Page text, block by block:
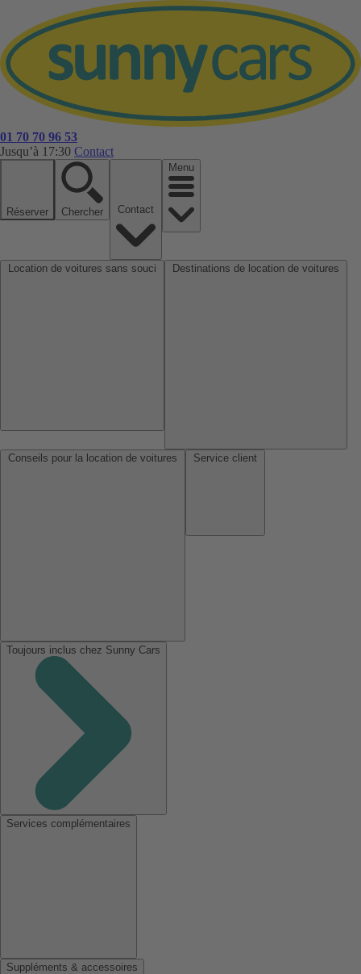
01 70 70 96 53
Jusqu’à 17:30 Contact
Réserver Chercher
Menu
Toujours inclus chez Sunny Cars
Services complémentaires
Suppléments & accessoires